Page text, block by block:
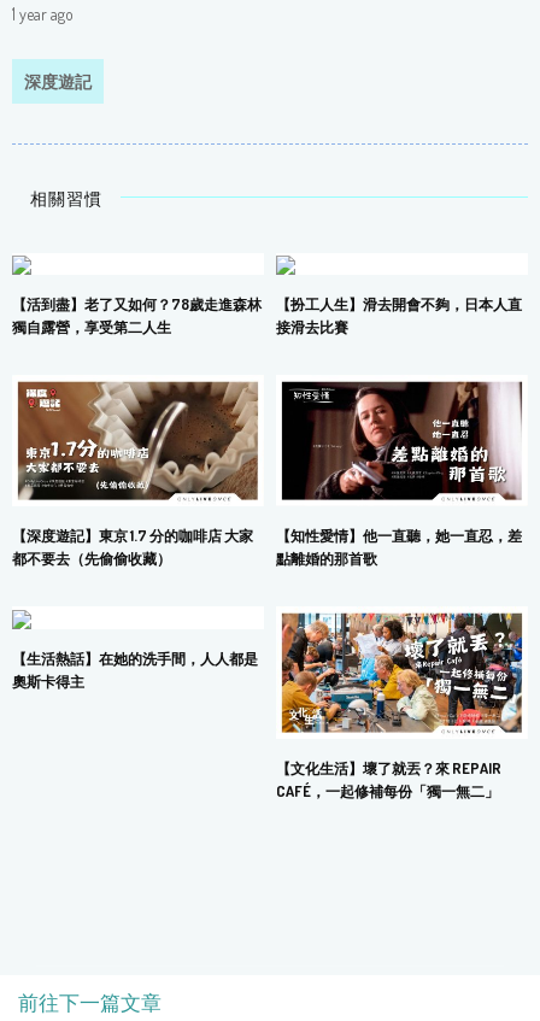
1 year ago
深度遊記
相關習慣
【活到盡】老了又如何？78歲走進森林
獨自露營，享受第二人生
【扮工人生】滑去開會不夠，日本人直
接滑去比賽
【深度遊記】東京 1.7 分的咖啡店 大家
都不要去（先偷偷收藏）
【知性愛情】他一直聽，她一直忍，差
點離婚的那首歌
【生活熱話】在她的洗手間，人人都是
奧斯卡得主
【文化生活】壞了就丟？來 REPAIR
CAFÉ，一起修補每份「獨一無二」
前往下一篇文章COPYRIGHT © 2024 MARS DIGITAL LIMITED.